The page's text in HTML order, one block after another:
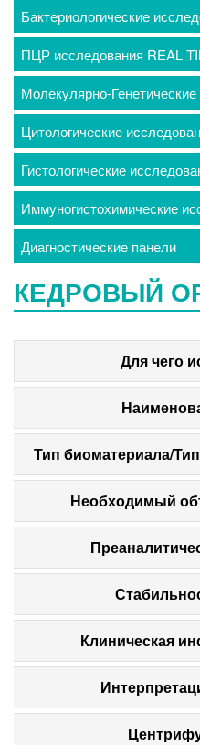
Бактериологические
ПЦР исследования REAL
Молекулярно-
Цитологические
Гистологические
Иммуногистохимические
Диагностические панели
КЕДРОВЫЙ
Для чего
Тип биоматериала/
Необходимый
Клиническая